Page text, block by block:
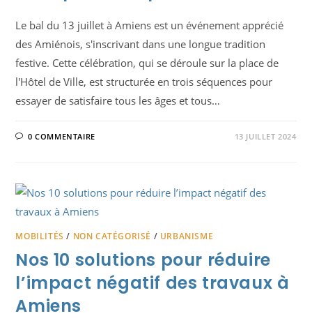
Le bal du 13 juillet à Amiens est un événement apprécié
des Amiénois, s'inscrivant dans une longue tradition
festive. Cette célébration, qui se déroule sur la place de
l'Hôtel de Ville, est structurée en trois séquences pour
essayer de satisfaire tous les âges et tous…
0 COMMENTAIRE 13 JUILLET 2024
MOBILITÉS / NON CATÉGORISÉ / URBANISME
Nos 10 solutions pour réduire
l’impact négatif des travaux à
Amiens